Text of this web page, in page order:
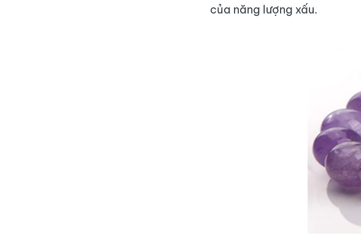
của năng lượng xấu.